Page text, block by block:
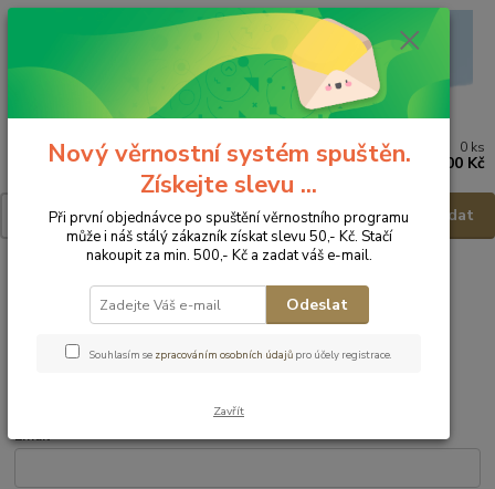
Menu
Hledat
0 ks
0,00 Kč
Registrace
Email *
Nový věrnostní systém spuštěn.
Získejte slevu ...
Při první objednávce po spuštění věrnostního programu
může i náš stálý zákazník získat slevu 50,- Kč. Stačí
nakoupit za min. 500,- Kč a zadat váš e-mail.
Odeslat
Souhlasím se zpracováním osobních údajů pro účely registrace.
Zavřít